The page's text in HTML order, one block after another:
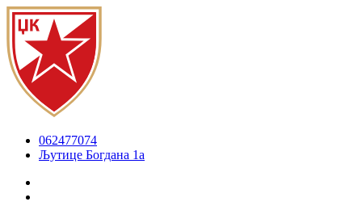
062477074
Љутице Богдана 1а